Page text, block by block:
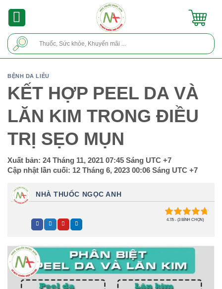
BỆNH DA LIỄU
KẾT HỢP PEEL DA VÀ
LĂN KIM TRONG ĐIỀU
TRỊ SẸO MỤN
Xuất bản: 24 Tháng 11, 2021 07:45 Sáng UTC +7
Cập nhật lần cuối: 12 Tháng 6, 2023 00:06 Sáng UTC +7
NHÀ THUỐC NGỌC ANH
4.7/5 - (3 BÌNH CHỌN)